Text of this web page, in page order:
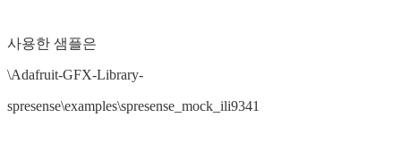
사용한 샘플은
\Adafruit-GFX-Library-
spresense\examples\spresense_mock_ili9341